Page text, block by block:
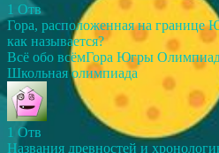
1 Отв
Гора, расположенная на
как называется?
Всё обо всёмГора Югры
Школьная олимпиада
1 Отв
Названия древностей и